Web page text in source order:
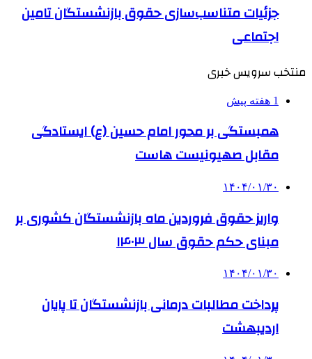
جزئیات متناسب‌سازی حقوق بازنشستگان تامین
اجتماعی
منتخب سرویس خبری
1 هفته پیش
همبستگی بر محور امام حسین (ع) ایستادگی
مقابل صهیونیست هاست
۱۴۰۴/۰۱/۳۰
واریز حقوق فروردین ماه بازنشستگان کشوری بر
مبنای حکم حقوق سال ۱۴۰۳
۱۴۰۴/۰۱/۳۰
پرداخت مطالبات درمانی بازنشستگان تا پایان
اردیبهشت‌